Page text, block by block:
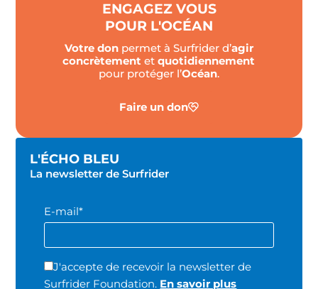
ENGAGEZ VOUS
POUR L'OCÉAN
Votre donpermet à Surfrider d’agir
concrètement etquotidiennement
pour protéger l’Océan.
Faire un don
L'ÉCHO BLEU
La newsletter de Surfrider
E-mail*
J'accepte de recevoir la newsletter de
Surfrider Foundation. En savoir plus